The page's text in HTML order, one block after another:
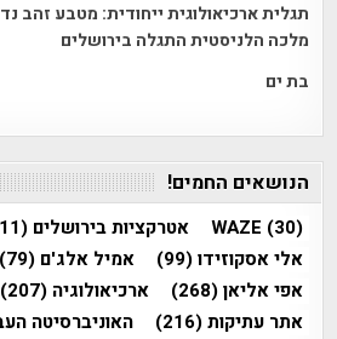
תגלית ארכיאולוגית ייחודית: מטבע זהב
מלכה הלניסטית התגלה בירושלים
בת ים
הנושאים החמים!
WAZE (30) אטרקציות בירושלים (111)
אלי אסקוזידו(99) אמיל אלג'ם (79)
אפי אליאן(268) ארכיאולוגיה (207)
אתר עתיקות(216) האוניברסיטה